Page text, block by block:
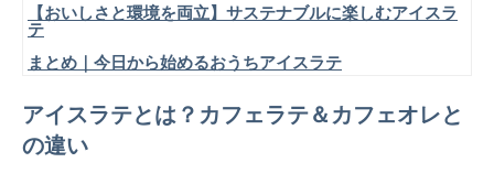
【おいしさと環境を両立】サステナブルに楽しむアイスラ
テ
まとめ｜今日から始めるおうちアイスラテ
アイスラテとは？カフェラテ＆カフェオレと
の違い